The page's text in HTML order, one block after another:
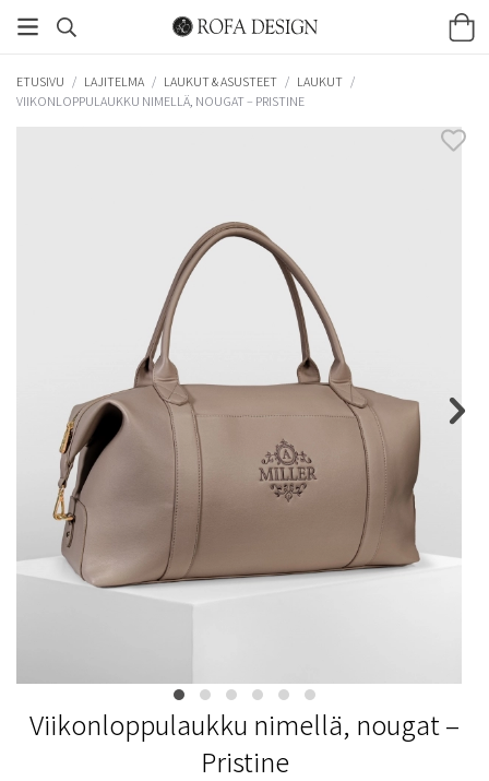
ETUSIVU / LAJITELMA / LAUKUT & ASUSTEET / LAUKUT /
VIIKONLOPPULAUKKU NIMELLÄ, NOUGAT – PRISTINE
Viikonloppulaukku nimellä, nougat –
Pristine